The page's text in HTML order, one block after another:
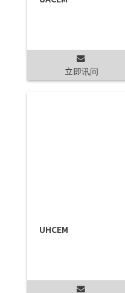
立即讯问
UHCEM